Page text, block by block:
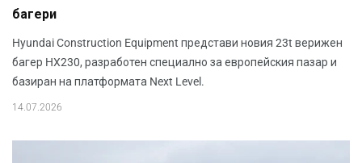
багери
Hyundai Construction Equipment представи новия 23t верижен
багер HX230, разработен специално за европейския пазар и
базиран на платформата Next Level.
14.07.2026